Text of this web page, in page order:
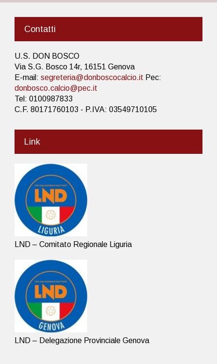
Contatti
U.S. DON BOSCO
Via S.G. Bosco 14r, 16151 Genova
E-mail: segreteria@donboscocalcio.it Pec:
donbosco.calcio@pec.it
Tel: 0100987833
C.F. 80171760103 - P.IVA: 03549710105
Link
LND – Comitato Regionale Liguria
LND – Delegazione Provinciale Genova